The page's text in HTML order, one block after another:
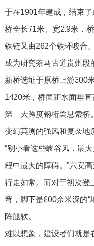
于在1901年建成，结束了
桥全长71米、宽2.9米，
铁链又由262个铁环咬合
成为研究茶马古道贵州段
新桥选址于原桥上游300
1420米，桥面距水面垂
第一大跨度钢桁梁悬索桥
变幻莫测的强风和复杂地
“别小看这些峡谷风，最
程中最大的障碍。”六安
行走如常。而对于初次登
穹，脚下是800余米深的“
阵腿软。
难以想象，建设者们就是